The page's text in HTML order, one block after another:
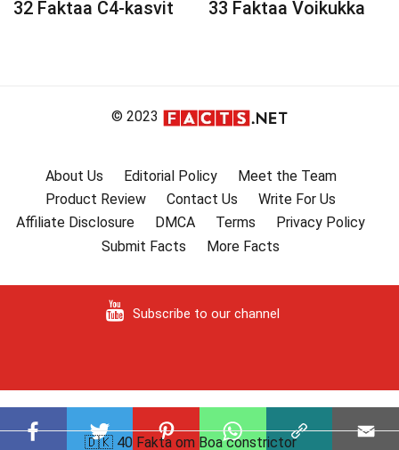
32 Faktaa C4-kasvit 33 Faktaa Voikukka
© 2023
About Us Editorial Policy
Meet the Team
Product Review
Contact Us
Write For Us
Affiliate Disclosure
DMCA Terms
Privacy Policy
Submit Facts
More Facts
Subscribe to our channel
🇩🇰 40 Fakta om Boa constrictor